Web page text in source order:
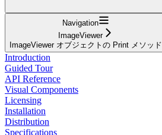
Navigation
ImageViewer
ImageViewer オブジェクトの Print メソッド
Introduction
Guided Tour
API Reference
Visual Components
Licensing
Installation
Distribution
Specifications